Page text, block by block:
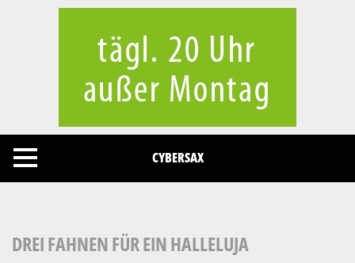
CYBERSAX
DREI FAHNEN FÜR EIN HALLELUJA
Cookies management panel